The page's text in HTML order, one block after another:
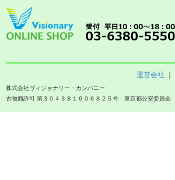
運営会社
株式会社ヴィジョナリー・カンパニー
古物商許可 第３０４３８１６０６８２５号 東京都公安委員会